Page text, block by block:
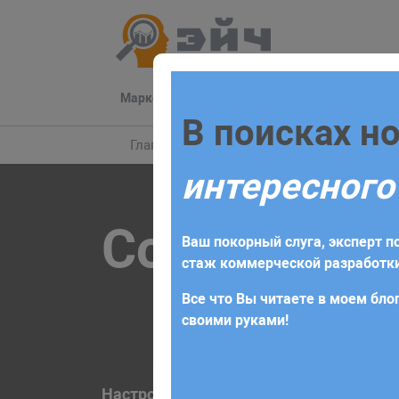
Маркетинг
Главная Разработка Интернет-магазин
Создание
Настройка под психологию вашего
Заполните
Для начала сотрудничества
получите коммерческое
требований и поставленных
В поисках
Ваш покорный слуга, эксперт
стаж коммерческой
Все что Вы читаете в моем
своими руками!